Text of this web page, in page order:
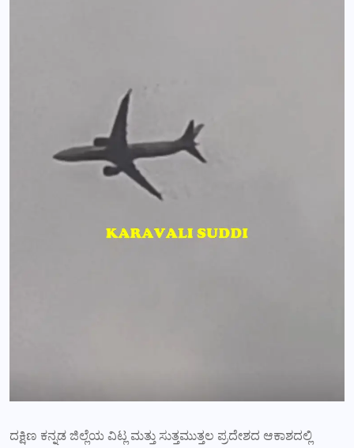
ದಕ್ಷಿಣ ಕನ್ನಡ ಜಿಲ್ಲೆಯ ವಿಟ್ಲ ಮತ್ತು ಸುತ್ತಮುತ್ತಲ ಪ್ರದೇಶದ ಆಕಾಶದಲ್ಲಿ